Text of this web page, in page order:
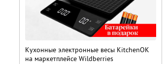
Кухонные электронные весы KitchenOK
на маркетплейсе Wildberries